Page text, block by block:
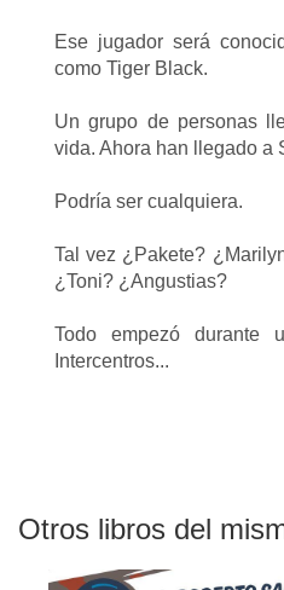
Ese jugador será
como Tiger Black.
Un grupo de personas
vida. Ahora han llegado a
Podría ser cualquiera.
Tal vez ¿Pakete?
¿Toni? ¿Angustias?
Todo empezó durante
Intercentros...
Otros libros del